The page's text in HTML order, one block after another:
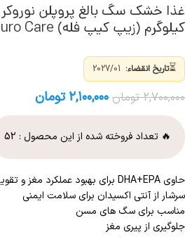
کیلوگرم (زیپ کیپ فله) ProPlan Neuro Care
⏳تاریخ انقضاء:
۲,۷۰۰,۰۰۰ تومان ۲,۱۰۰,۰۰۰ تومان
🔥 تعداد فروخته شده از این محصول : 52
حاوی DHA+EPA برای بهبود عملکرد مغز و تقویت حافظه شنیداری
سرشار از آنتی اکسیدان برای سلامت ایمنی
مناسب برای سگ های مسن
جلوگیری از پیری مغز